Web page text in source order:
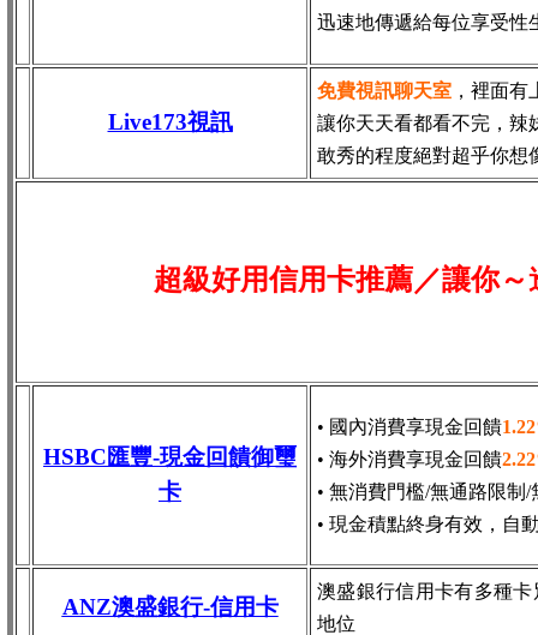
迅速地傳遞給每位享受性
Live173視訊
免費視訊聊天室 ，裡面
讓你天天看都看不完，辣
敢秀的程度絕對超乎你想
超級好用信用卡推薦／讓你～
HSBC匯豐-現金回饋御璽
卡
• 國內消費享現金回饋
• 海外消費享現金回饋
• 無消費門檻/無通路限制/
• 現金積點終身有效，自
ANZ澳盛銀行-信用卡
澳盛銀行信用卡有多種
地位